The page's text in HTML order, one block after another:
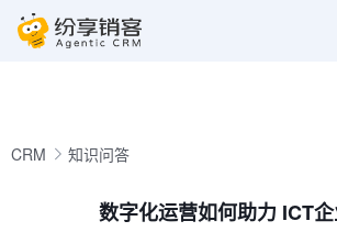
CRM 知识问答
数字化运营如何助力 ICT